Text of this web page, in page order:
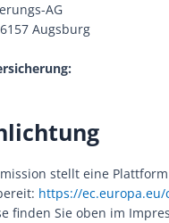
AG
Augsburg
stellt eine
https://
finden Sie oben im